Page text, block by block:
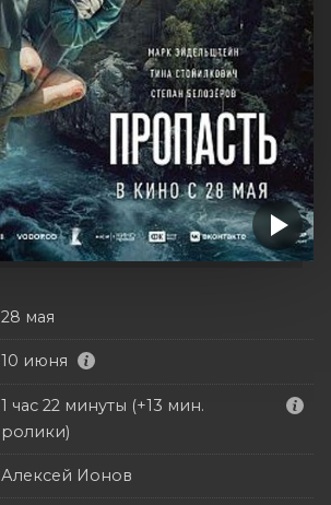
28 мая
10 июня
1 час 22 минуты (+13 мин.
ролики)
Алексей Ионов